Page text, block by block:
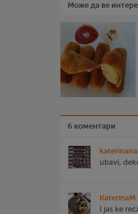
Може да ве
6 коментари
ubavi,
KaterinaM
I jas ke